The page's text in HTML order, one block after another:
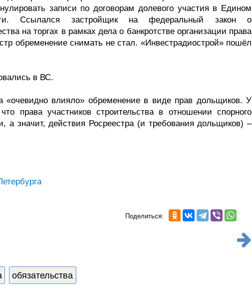
записи по договорам долевого участия в Едином
Ссылался застройщик на федеральный закон о
на торгах в рамках дела о банкротстве организации права
обременение снимать не стал. «Инвестрадиострой» пошёл
в ВС.
«очевидно влияло» обременение в виде прав дольщиков. У
права участников строительства в отношении спорного
а значит, действия Росреестра (и требования дольщиков) –
Поделиться:
обязательства